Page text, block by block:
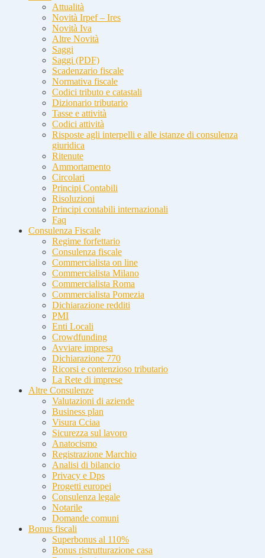
Attualità
Novità Irpef – Ires
Novità Iva
Altre Novità
Saggi
Saggi (PDF)
Scadenzario fiscale
Normativa fiscale
Codici tributo e catastali
Dizionario tributario
Tasse e attività
Codici attività
Risposte agli interpelli e alle istanze di consulenza
giuridica
Ritenute
Ammortamento
Circolari
Principi Contabili
Risoluzioni
Principi contabili internazionali
Faq
Consulenza Fiscale
Regime forfettario
Consulenza fiscale
Commercialista on line
Commercialista Milano
Commercialista Roma
Commercialista Pomezia
Dichiarazione redditi
PMI
Enti Locali
Crowdfunding
Avviare impresa
Dichiarazione 770
Ricorsi e contenzioso tributario
La Rete di imprese
Altre Consulenze
Valutazioni di aziende
Business plan
Visura Cciaa
Sicurezza sul lavoro
Anatocismo
Registrazione Marchio
Analisi di bilancio
Privacy e Dps
Progetti europei
Consulenza legale
Notarile
Domande comuni
Bonus fiscali
Superbonus al 110%
Bonus ristrutturazione casa